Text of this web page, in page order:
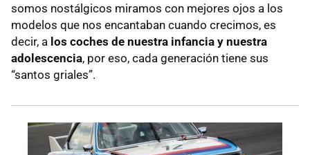
somos nostálgicos miramos con mejores ojos a los
modelos que nos encantaban cuando crecimos, es
decir, a los coches de nuestra infancia y nuestra
adolescencia, por eso, cada generación tiene sus
“santos griales”.